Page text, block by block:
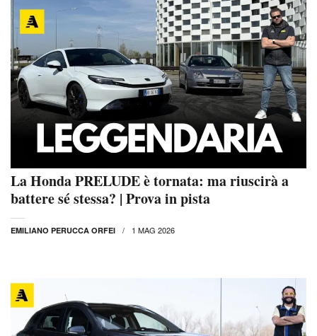
La Honda PRELUDE è tornata: ma riuscirà a
battere sé stessa? | Prova in pista
EMILIANO PERUCCA ORFEI 1 MAG 2026